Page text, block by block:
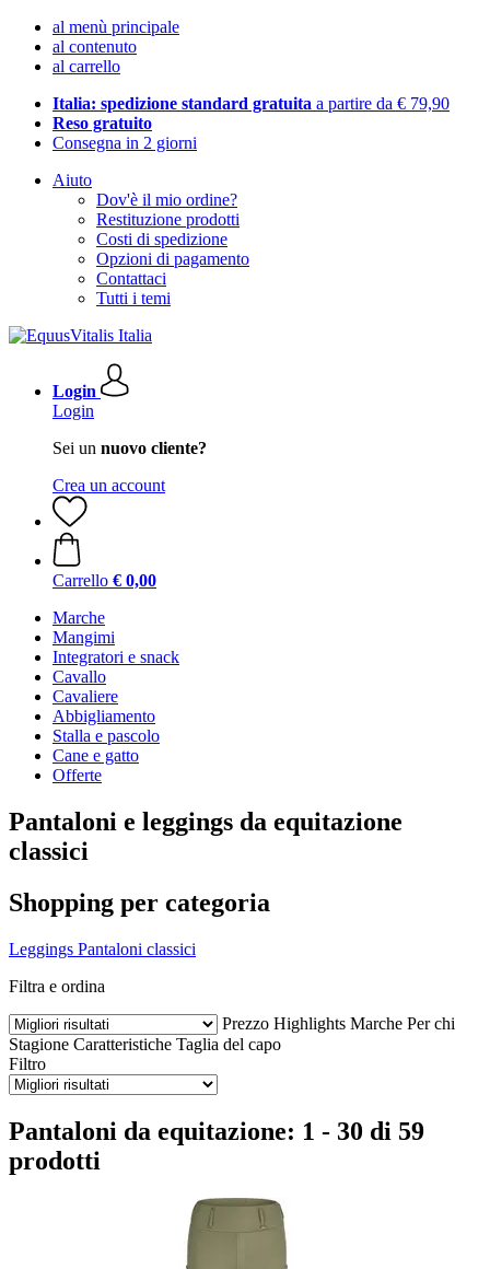
al menù principale
al contenuto
al carrello
Italia: spedizione standard gratuita a partire da € 79,90
Reso gratuito
Consegna in 2 giorni
Aiuto
Dov'è il mio ordine?
Restituzione prodotti
Costi di spedizione
Opzioni di pagamento
Contattaci
Tutti i temi
Login
Login
Sei un nuovo cliente?
Crea un account
Carrello € 0,00
Marche
Mangimi
Integratori e snack
Cavallo
Cavaliere
Abbigliamento
Stalla e pascolo
Cane e gatto
Offerte
Pantaloni e leggings da equitazione
classici
Shopping per categoria
Leggings Pantaloni classici
Filtra e ordina
Prezzo Highlights Marche Per chi
Stagione Caratteristiche Taglia del capo
Filtro
Pantaloni da equitazione: 1 - 30 di 59
prodotti